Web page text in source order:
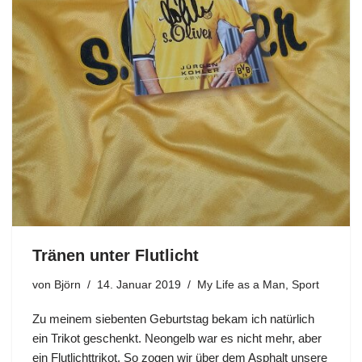
Tränen unter Flutlicht
von Björn 14. Januar 2019 My Life as a Man Sport
Zu meinem siebenten Geburtstag bekam ich natürlich
ein Trikot geschenkt. Neongelb war es nicht mehr, aber
ein Flutlichttrikot. So zogen wir über dem Asphalt unsere